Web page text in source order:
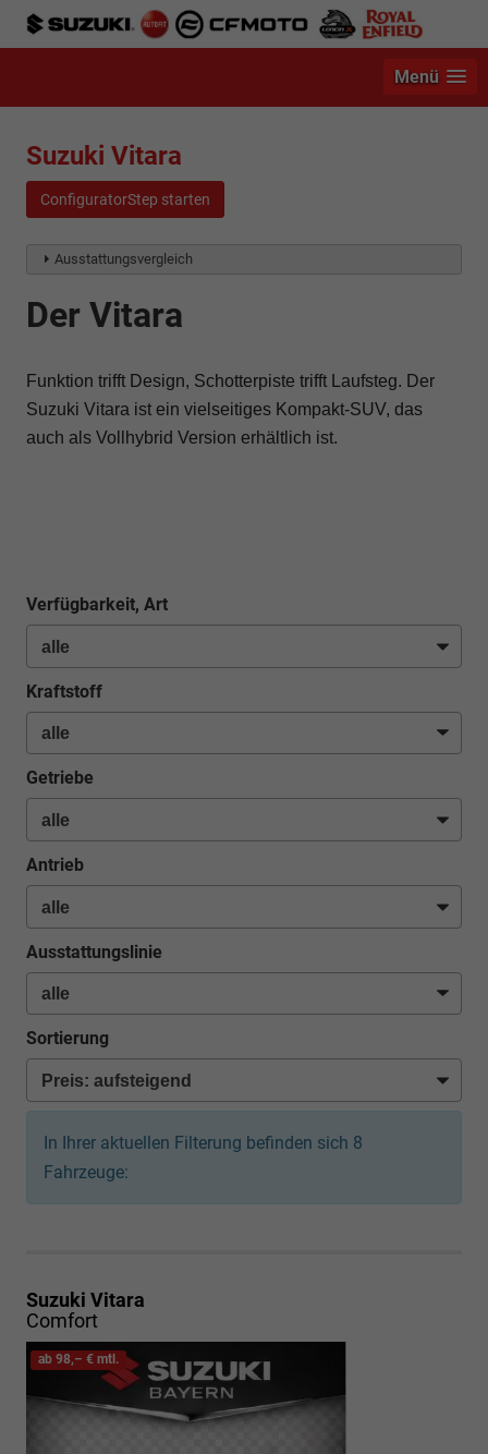
Menü
Suzuki Vitara
ConfiguratorStep starten
Ausstattungsvergleich
Der Vitara
Funktion trifft Design, Schotterpiste trifft Laufsteg. Der
Suzuki Vitara ist ein vielseitiges Kompakt-SUV, das
auch als Vollhybrid Version erhältlich ist.
Verfügbarkeit, Art
Kraftstoff
Getriebe
Antrieb
Ausstattungslinie
Sortierung
In Ihrer aktuellen Filterung befinden sich 8
Fahrzeuge:
Suzuki Vitara
Comfort
ab 98,– € mtl.